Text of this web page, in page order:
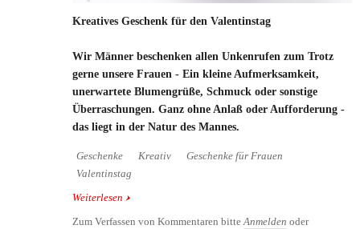
Kreatives Geschenk für den Valentinstag
Wir Männer beschenken allen Unkenrufen zum Trotz
gerne unsere Frauen - Ein kleine Aufmerksamkeit,
unerwartete Blumengrüße, Schmuck oder sonstige
Überraschungen. Ganz ohne Anlaß oder Aufforderung -
das liegt in der Natur des Mannes.
Geschenke Kreativ
Geschenke für Frauen
Valentinstag
Weiterlesen über Kreatives Geschenk für den Valentinstag
Zum Verfassen von Kommentaren bitteAnmelden oder